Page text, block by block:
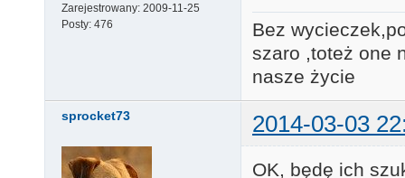
Zarejestrowany: 2009-11-25
Posty: 476
Bez
szaro ,toteż one
nasze
sprocket73 2014-03-03
OK, będę ich